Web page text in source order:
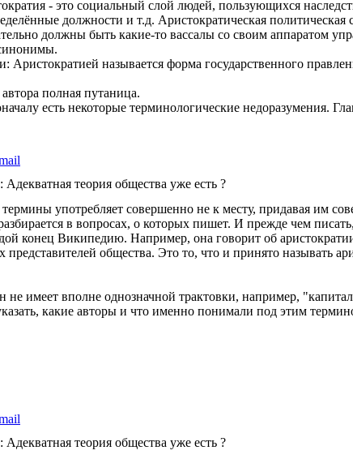
- это социальный слой людей, пользующихся
должности и т.д. Аристократическая
должны быть какие-то вассалы со своим аппаратом
Аристократией называется форма государственного
полная путаница.
есть некоторые терминологические недоразумения.
Адекватная теория общества уже есть ?
употребляет совершенно не к месту, придавая им
в вопросах, о которых пишет. И прежде чем
конец Википедию. Например, она говорит об
общества. Это то, что и принято называть
не имеет вполне однозначной трактовки, например,
какие авторы и что именно понимали под этим
Адекватная теория общества уже есть ?